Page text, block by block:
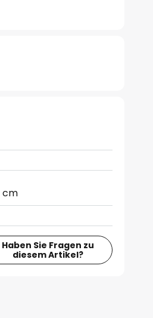
cm
Haben Sie Fragen zu
diesem Artikel?